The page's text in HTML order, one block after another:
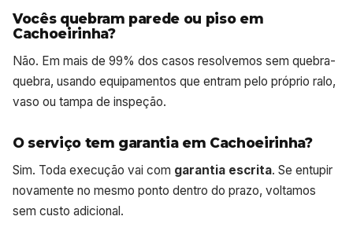
Vocês quebram parede ou piso em
Cachoeirinha?
Não. Em mais de 99% dos casos resolvemos sem quebra-
quebra, usando equipamentos que entram pelo próprio ralo,
vaso ou tampa de inspeção.
O serviço tem garantia em Cachoeirinha?
Sim. Toda execução vai com garantia escrita. Se entupir
novamente no mesmo ponto dentro do prazo, voltamos
sem custo adicional.